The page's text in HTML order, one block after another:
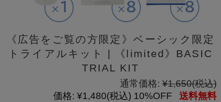
《広告をご覧の方限定》ベーシック限定
トライアルキット | 《limited》BASIC
TRIAL KIT
通常価格: ¥1,650(税込)
価格: ¥1,480(税込) 10%OFF 送料無料